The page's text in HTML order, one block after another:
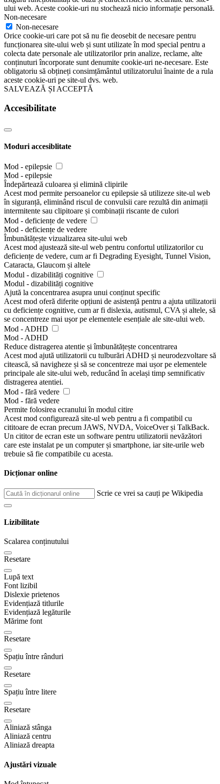
ului web. Aceste cookie-uri nu stochează nicio informație personală.
Non-necesare
Non-necesare
Orice cookie-uri care pot să nu fie deosebit de necesare pentru
funcționarea site-ului web și sunt utilizate în mod special pentru a
colecta date personale ale utilizatorilor prin analize, reclame, alte
conținuturi încorporate sunt denumite cookie-uri ne-necesare. Este
obligatoriu să obțineți consimțământul utilizatorului înainte de a rula
aceste cookie-uri pe site-ul dvs. web.
SALVEAZĂ ȘI ACCEPTĂ
Accesibilitate
Moduri accesiblitate
Mod - epilepsie
Mod - epilepsie
Îndepărtează culoarea și elimină clipirile
Acest mod permite persoanelor cu epilepsie să utilizeze site-ul web
în siguranță, eliminând riscul de convulsii care rezultă din animații
intermitente sau clipitoare și combinații riscante de culori
Mod - deficiențe de vedere
Mod - deficiențe de vedere
Îmbunătățește vizualizarea site-ului web
Acest mod ajustează site-ul web pentru confortul utilizatorilor cu
deficiențe de vedere, cum ar fi Degrading Eyesight, Tunnel Vision,
Cataracta, Glaucom și altele
Modul - dizabilități cognitive
Modul - dizabilități cognitive
Ajută la concentrarea asupra unui conținut specific
Acest mod oferă diferite opțiuni de asistență pentru a ajuta utilizatorii
cu deficiențe cognitive, cum ar fi dislexia, autismul, CVA și altele, să
se concentreze mai ușor pe elementele esențiale ale site-ului web.
Mod - ADHD
Mod - ADHD
Reduce distragerea atentie și îmbunătățește concentrarea
Acest mod ajută utilizatorii cu tulburări ADHD și neurodezvoltare să
citească, să navigheze și să se concentreze mai ușor pe elementele
principale ale site-ului web, reducând în același timp semnificativ
distragerea atentiei.
Mod - fără vedere
Mod - fără vedere
Permite folosirea ecranului în modul citire
Acest mod configurează site-ul web pentru a fi compatibil cu
cititoare de ecran precum JAWS, NVDA, VoiceOver și TalkBack.
Un cititor de ecran este un software pentru utilizatorii nevăzători
care este instalat pe un computer și smartphone, iar site-urile web
trebuie să fie compatibile cu acesta.
Dicționar online
Scrie ce vrei sa cauți pe Wikipedia
Lizibilitate
Scalarea conținutului
Resetare
Lupă text
Font lizibil
Dislexie prietenos
Evidențiază titlurile
Evidențiază legăturile
Mărime font
Resetare
Spațiu între rânduri
Resetare
Spațiu între litere
Resetare
Aliniază stânga
Aliniază centru
Aliniază dreapta
Ajustări vizuale